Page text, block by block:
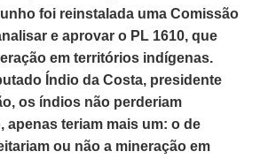
foi reinstalada uma Comissão
e aprovar o PL 1610, que
em territórios indígenas.
Índio da Costa, presidente
os índios não perderiam
apenas teriam mais um: o de
ou não a mineração em